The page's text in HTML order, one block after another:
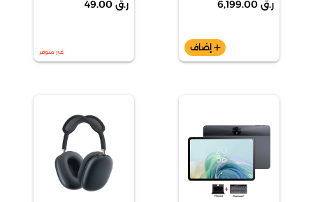
ر.ق 6,199.00
add إضاف
YXK-207
ر.ق 49.00
غير متوفر